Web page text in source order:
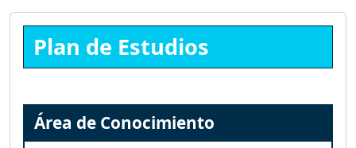
Plan de Estudios
Área de Conocimiento